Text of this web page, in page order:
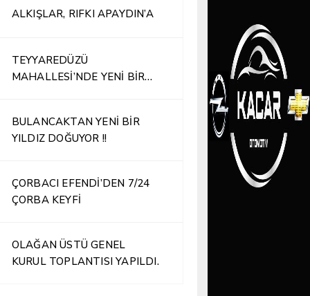
ALKIŞLAR, RIFKI APAYDIN’A
TEYYAREDÜZÜ
MAHALLESİ’NDE YENİ BİR
BULANCAKTAN YENİ BİR
YILDIZ DOĞUYOR !!
ÇORBACI EFENDİ’DEN 7/24
ÇORBA KEYFİ
OLAĞAN ÜSTÜ GENEL
KURUL TOPLANTISI YAPILDI.